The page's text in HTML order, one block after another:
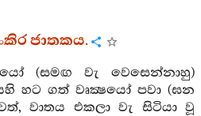
ජාතකය.
(සමඟ වැ වෙසෙන්නාහු)
හට ගත් වෘක්‍ෂයෝ පවා (ඝන
වාතය එකලා වැ සිටියා වූ